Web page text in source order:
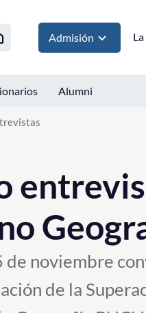
Admisión
Alumni
de noviembre
de la